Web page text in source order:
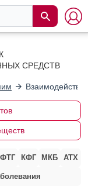
СРЕДСТВ
ФТГ КФГ МКБ АТХ